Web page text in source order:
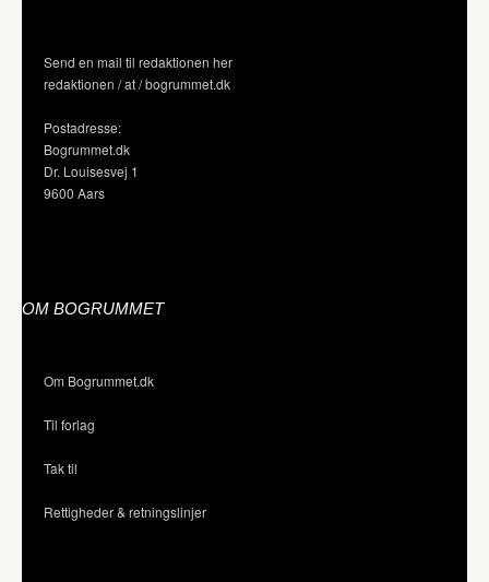
Send en mail til redaktionen her
redaktionen / at / bogrummet.dk
Postadresse:
Bogrummet.dk
Dr. Louisesvej 1
9600 Aars
OM BOGRUMMET
Om Bogrummet.dk
Til forlag
Tak til
Rettigheder & retningslinjer